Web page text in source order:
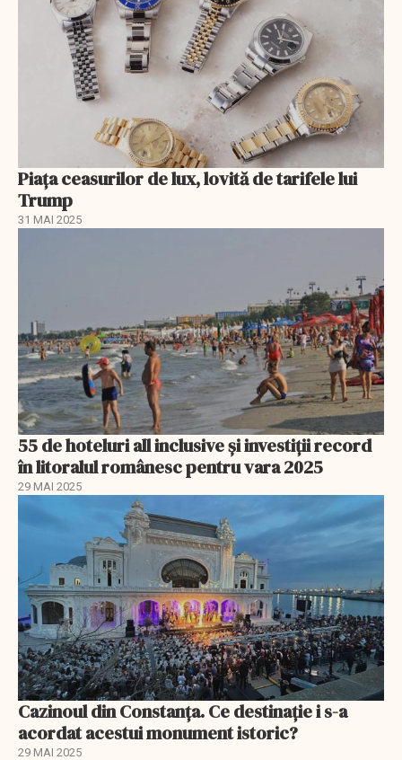
Piața ceasurilor de lux, lovită de tarifele lui
Trump
31 MAI 2025
55 de hoteluri all inclusive și investiții record
în litoralul românesc pentru vara 2025
29 MAI 2025
Cazinoul din Constanța. Ce destinație i s-a
acordat acestui monument istoric?
29 MAI 2025